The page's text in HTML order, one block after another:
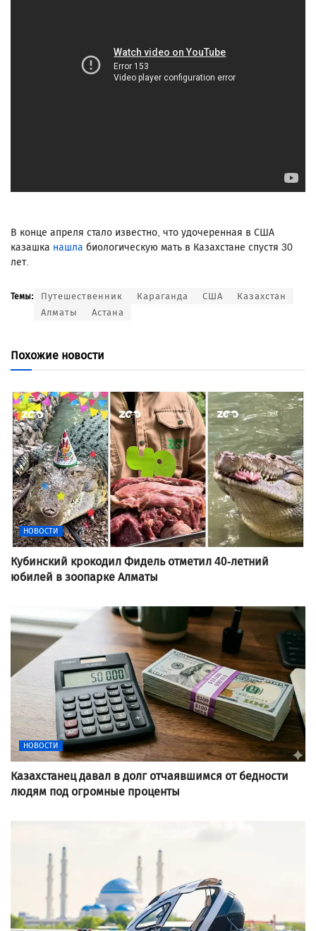
В конце апреля стало известно, что удочеренная в США
казашка нашла биологическую мать в Казахстане спустя 30
лет.
Темы: Путешественник Караганда США
Казахстан
Алматы
Астана
Похожие новости
НОВОСТИ
Кубинский крокодил Фидель отметил 40-летний
юбилей в зоопарке Алматы
НОВОСТИ
Казахстанец давал в долг отчаявшимся от бедности
людям под огромные проценты